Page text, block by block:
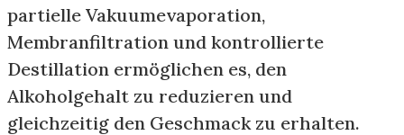
partielle Vakuumevaporation,
Membranfiltration und kontrollierte
Destillation ermöglichen es, den
Alkoholgehalt zu reduzieren und
gleichzeitig den Geschmack zu erhalten.